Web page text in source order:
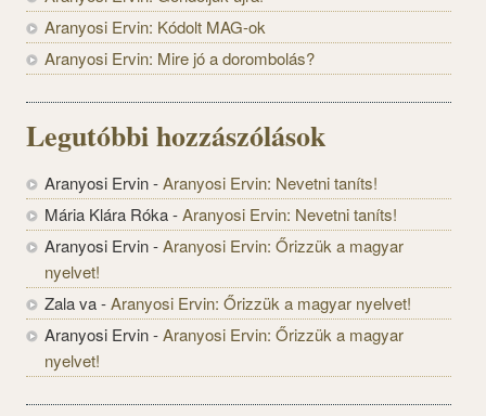
Aranyosi Ervin: Kódolt MAG-ok
Aranyosi Ervin: Mire jó a dorombolás?
Legutóbbi hozzászólások
Aranyosi Ervin-Aranyosi Ervin: Nevetni taníts!
Mária Klára Róka-Aranyosi Ervin: Nevetni taníts!
Aranyosi Ervin-Aranyosi Ervin: Őrizzük a magyar
nyelvet!
Zala va-Aranyosi Ervin: Őrizzük a magyar nyelvet!
Aranyosi Ervin-Aranyosi Ervin: Őrizzük a magyar
nyelvet!